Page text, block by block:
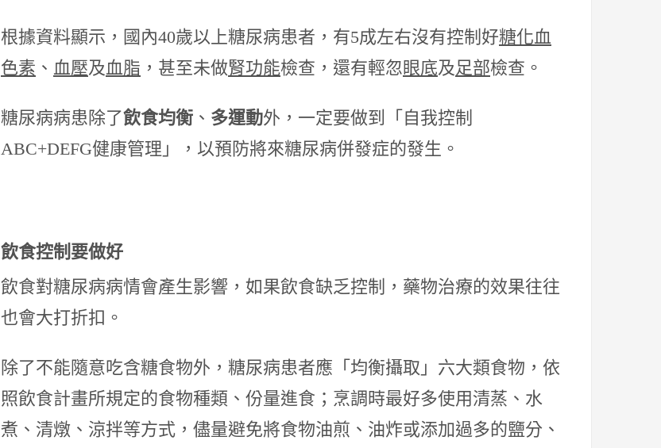
根據資料顯示，國內40歲以上糖尿病患者，有5成左右沒有控制好糖化血
色素 、 血壓及血脂 ，甚至未做腎功能檢查，還有輕忽眼底及足部檢查。
糖尿病病患除了飲食均衡 、 多運動外，一定要做到「自我控制
ABC+DEFG健康管理」，以預防將來糖尿病併發症的發生。
飲食控制要做好
飲食對糖尿病病情會產生影響，如果飲食缺乏控制，藥物治療的效果往往
也會大打折扣。
除了不能隨意吃含糖食物外，糖尿病患者應「均衡攝取」六大類食物，依
照飲食計畫所規定的食物種類、份量進食；烹調時最好多使用清蒸、水
煮、清燉、涼拌等方式，儘量避免將食物油煎、油炸或添加過多的鹽分、